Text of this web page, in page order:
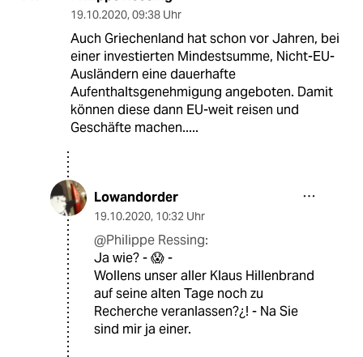
19.10.2020, 09:38 Uhr
Auch Griechenland hat schon vor Jahren, bei
einer investierten Mindestsumme, Nicht-EU-
Ausländern eine dauerhafte
Aufenthaltsgenehmigung angeboten. Damit
können diese dann EU-weit reisen und
Geschäfte machen.....
Lowandorder
19.10.2020, 10:32 Uhr
@Philippe Ressing:
Ja wie? - 😱 -
Wollens unser aller Klaus Hillenbrand
auf seine alten Tage noch zu
Recherche veranlassen?¿! - Na Sie
sind mir ja einer.